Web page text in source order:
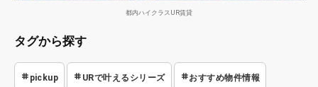
都内ハイクラスUR賃貸
タグから探す
pickup URで叶えるシリーズ おすすめ物件情報